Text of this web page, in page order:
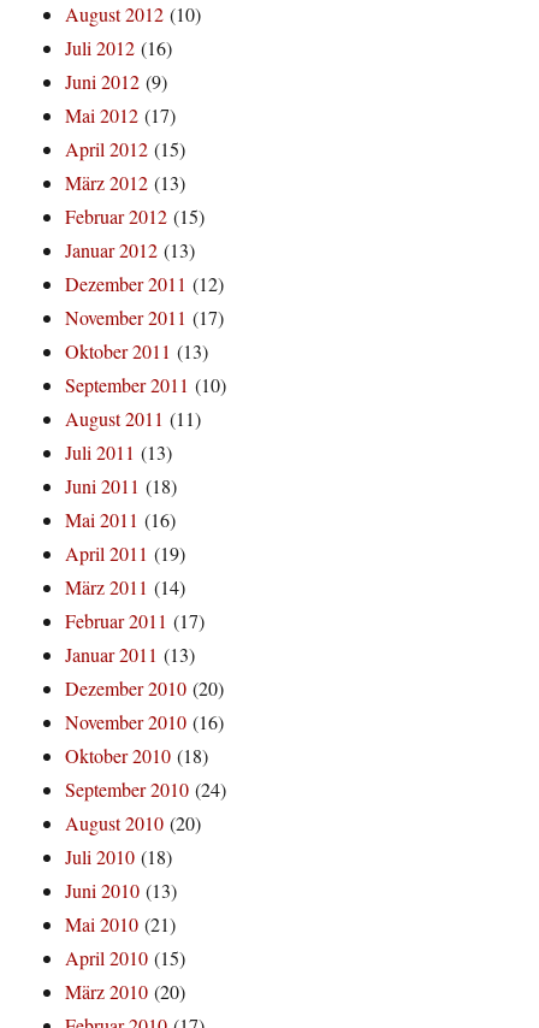
August 2012 (10)
Juli 2012 (16)
Juni 2012 (9)
Mai 2012 (17)
April 2012 (15)
März 2012 (13)
Februar 2012 (15)
Januar 2012 (13)
Dezember 2011 (12)
November 2011 (17)
Oktober 2011 (13)
September 2011 (10)
August 2011 (11)
Juli 2011 (13)
Juni 2011 (18)
Mai 2011 (16)
April 2011 (19)
März 2011 (14)
Februar 2011 (17)
Januar 2011 (13)
Dezember 2010 (20)
November 2010 (16)
Oktober 2010 (18)
September 2010 (24)
August 2010 (20)
Juli 2010 (18)
Juni 2010 (13)
Mai 2010 (21)
April 2010 (15)
März 2010 (20)